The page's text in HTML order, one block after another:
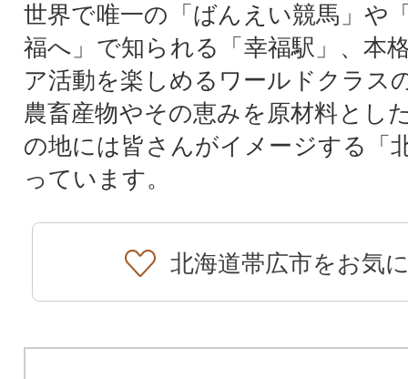
世界で唯一の「ばんえい競馬」や
福へ」で知られる「幸福駅」、本
ア活動を楽しめるワールドクラス
農畜産物やその恵みを原材料とし
の地には皆さんがイメージする「
っています。
北海道帯広市をお気